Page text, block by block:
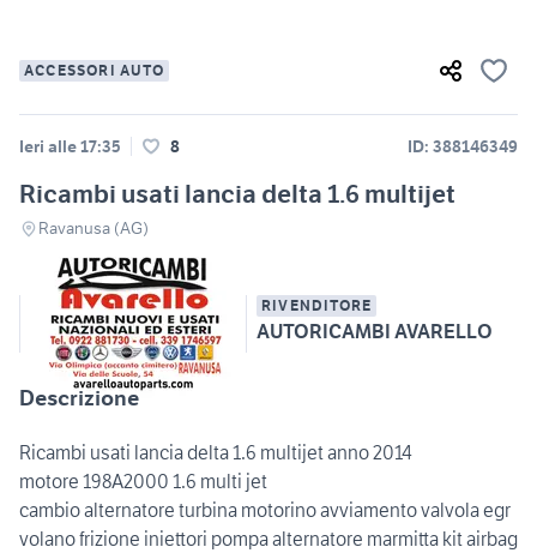
ACCESSORI AUTO
Ieri alle 17:35 8 ID: 388146349
Ricambi usati lancia delta 1.6 multijet
Ravanusa (AG)
RIVENDITORE
AUTORICAMBI AVARELLO
Descrizione
Ricambi usati lancia delta 1.6 multijet anno 2014
motore 198A2000 1.6 multi jet
cambio alternatore turbina motorino avviamento valvola egr
volano frizione iniettori pompa alternatore marmitta kit airbag